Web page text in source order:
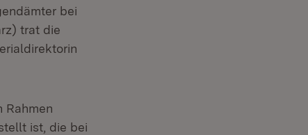
bei
trat die
Rahmen
ist, die bei